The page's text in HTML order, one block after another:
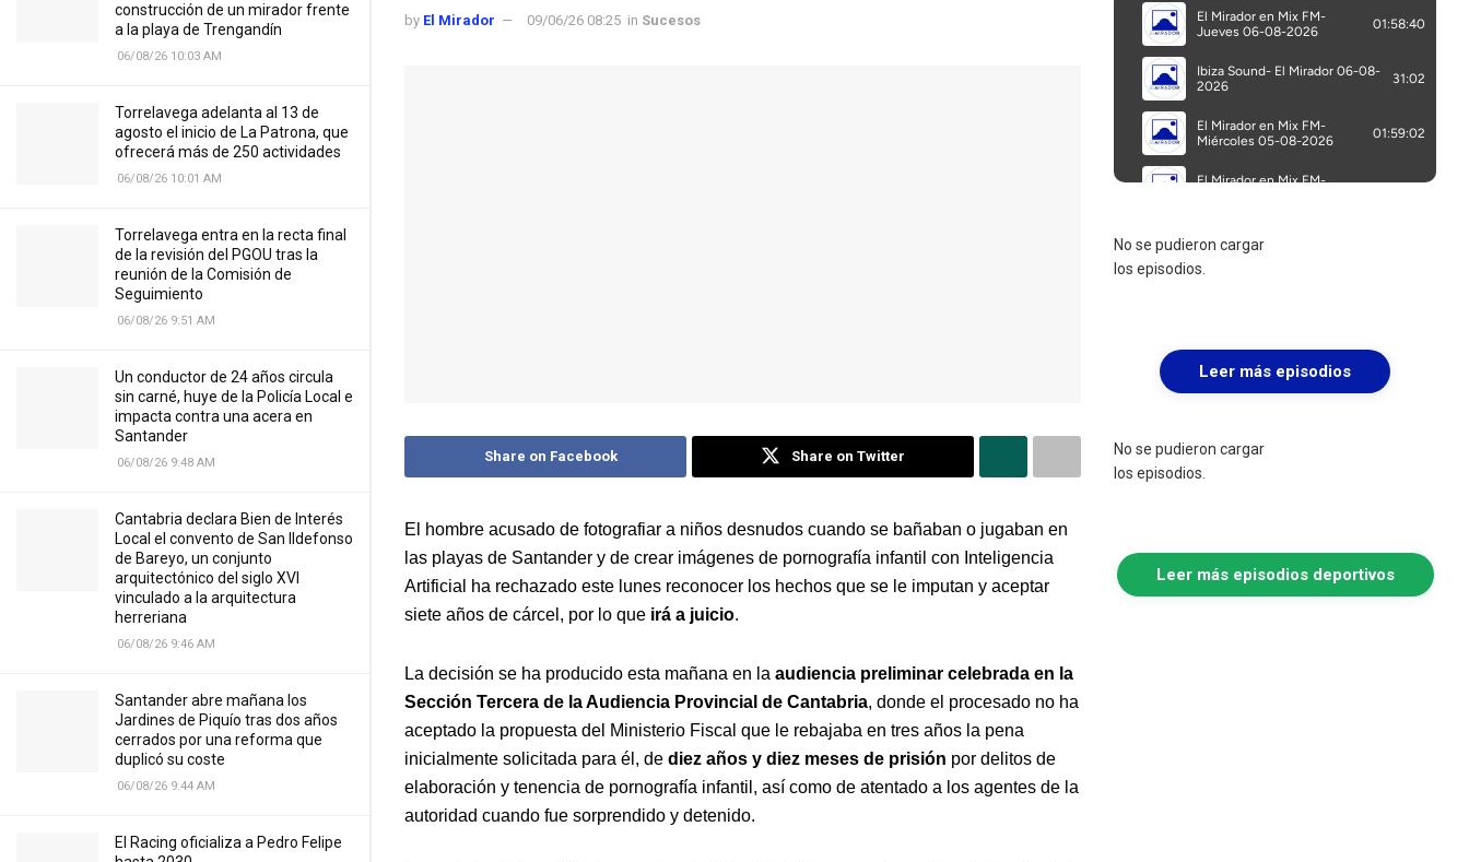
construcción de un mirador frente
a la playa de Trengandín
06/08/26 10:03 AM
Torrelavega adelanta al 13 de
agosto el inicio de La Patrona, que
ofrecerá más de 250 actividades
06/08/26 10:01 AM
Torrelavega entra en la recta final
de la revisión del PGOU tras la
reunión de la Comisión de
Seguimiento
06/08/26 9:51 AM
Un conductor de 24 años circula
sin carné, huye de la Policía Local e
impacta contra una acera en
Santander
06/08/26 9:48 AM
Cantabria declara Bien de Interés
Local el convento de San Ildefonso
de Bareyo, un conjunto
arquitectónico del siglo XVI
vinculado a la arquitectura
herreriana
06/08/26 9:46 AM
Santander abre mañana los
Jardines de Piquío tras dos años
cerrados por una reforma que
duplicó su coste
06/08/26 9:44 AM
El Racing oficializa a Pedro Felipe
by El Mirador 09/06/26 08:25 in Sucesos
Share on Facebook Share on Twitter
El hombre acusado de fotografiar a niños desnudos cuando se bañaban o jugaban en
las playas de Santander y de crear imágenes de pornografía infantil con Inteligencia
Artificial ha rechazado este lunes reconocer los hechos que se le imputan y aceptar
siete años de cárcel, por lo que irá a juicio.
La decisión se ha producido esta mañana en la audiencia preliminar celebrada en la
Sección Tercera de la Audiencia Provincial de Cantabria, donde el procesado no ha
aceptado la propuesta del Ministerio Fiscal que le rebajaba en tres años la pena
inicialmente solicitada para él, de diez años y diez meses de prisión por delitos de
elaboración y tenencia de pornografía infantil, así como de atentado a los agentes de la
autoridad cuando fue sorprendido y detenido.
No se pudieron cargar
los episodios.
Leer más episodios
No se pudieron cargar
los episodios.
Leer más episodios deportivos